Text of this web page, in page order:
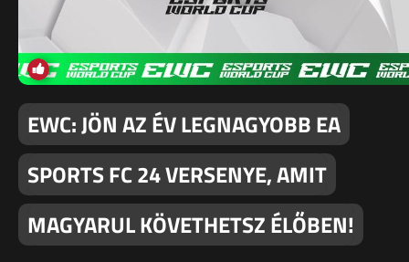
EWC: JÖN AZ ÉV LEGNAGYOBB EA
SPORTS FC 24 VERSENYE, AMIT
MAGYARUL KÖVETHETSZ ÉLŐBEN!